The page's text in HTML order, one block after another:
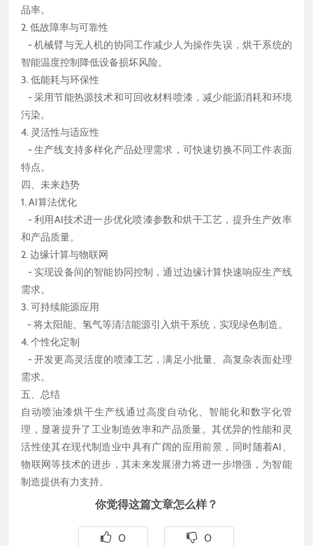
品率。
2. 低故障率与可靠性
- 机械臂与无人机的协同工作减少人为操作失误，烘干系统的
智能温度控制降低设备损坏风险。
3. 低能耗与环保性
- 采用节能热源技术和可回收材料喷漆，减少能源消耗和环境
污染。
4. 灵活性与适应性
- 生产线支持多样化产品处理需求，可快速切换不同工件表面
特点。
四、未来趋势
1. AI算法优化
- 利用AI技术进一步优化喷漆参数和烘干工艺，提升生产效率
和产品质量。
2. 边缘计算与物联网
- 实现设备间的智能协同控制，通过边缘计算快速响应生产线
需求。
3. 可持续能源应用
- 将太阳能、氢气等清洁能源引入烘干系统，实现绿色制造。
4. 个性化定制
- 开发更高灵活度的喷漆工艺，满足小批量、高复杂表面处理
需求。
五、总结
自动喷油漆烘干生产线通过高度自动化、智能化和数字化管
理，显著提升了工业制造效率和产品质量。其优异的性能和灵
活性使其在现代制造业中具有广阔的应用前景，同时随着AI、
物联网等技术的进步，其未来发展潜力将进一步增强，为智能
制造提供有力支持。
你觉得这篇文章怎么样？
0 0